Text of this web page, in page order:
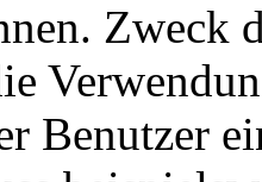
Zweck
Benutzer